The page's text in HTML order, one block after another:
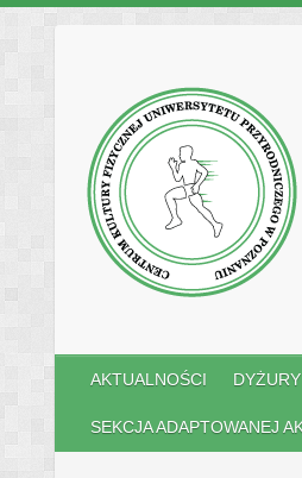
AKTUALNOŚCI DYŻURY
SEKCJA ADAPTOWANEJ